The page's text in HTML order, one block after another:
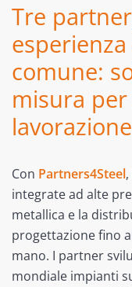
Tre
comune:
misura
Con Partners4Steel
integrate ad alte
metallica e la
progettazione fino
mano. I partner
mondiale impianti